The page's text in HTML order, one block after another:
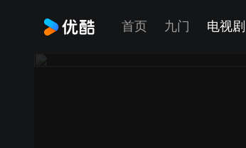
首页 九门 电视剧